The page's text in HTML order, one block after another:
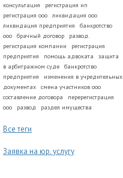
консультация
регистрация ип
регистрация ооо
ликвидация ооо
ликвидация предприятия
банкротство
ооо
брачный договор
развод.
регистрация компании
регистрация
предприятия
помощь адвоката
защита
в арбитражном суде
банкротство
предприятия
изменения в учредительных
документах
смена участников ооо
составление договора
перерегистрация
ооо
развод раздел имущества
Все теги
Заявка на юр. услугу